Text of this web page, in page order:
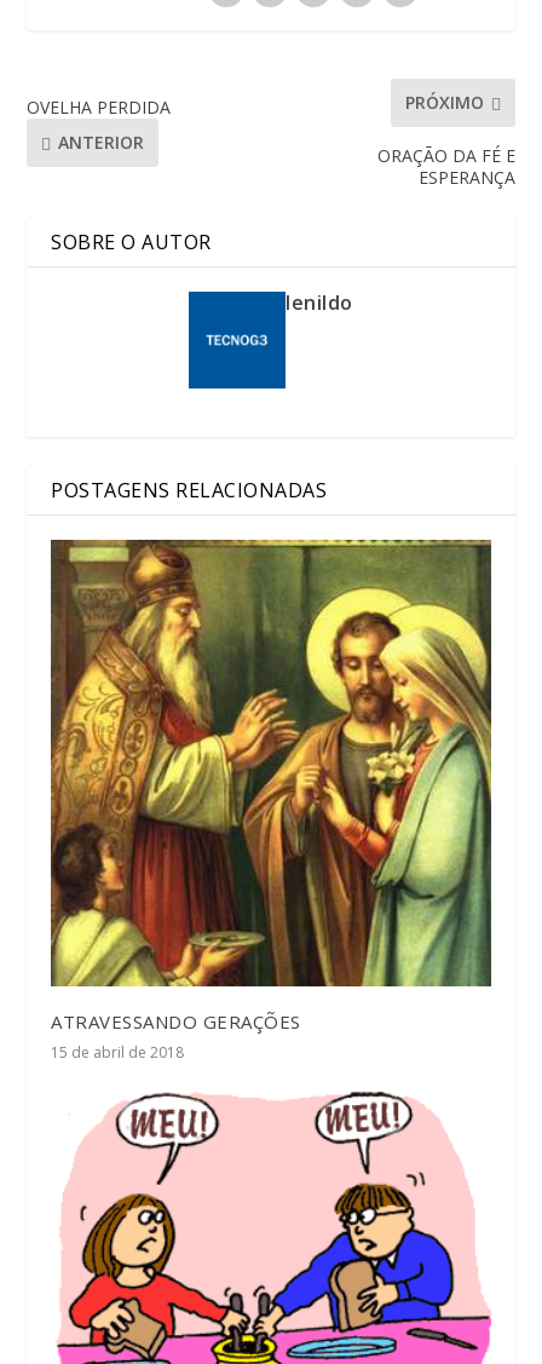
OVELHA PERDIDA
ANTERIOR
PRÓXIMO
ORAÇÃO DA FÉ E
ESPERANÇA
SOBRE O AUTOR
lenildo
POSTAGENS RELACIONADAS
ATRAVESSANDO GERAÇÕES
15 de abril de 2018